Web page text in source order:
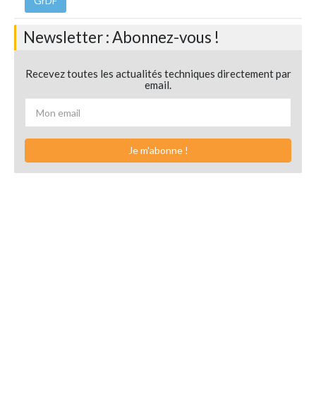
Newsletter : Abonnez-vous !
Recevez toutes les actualités techniques directement par
email.
Je m'abonne !